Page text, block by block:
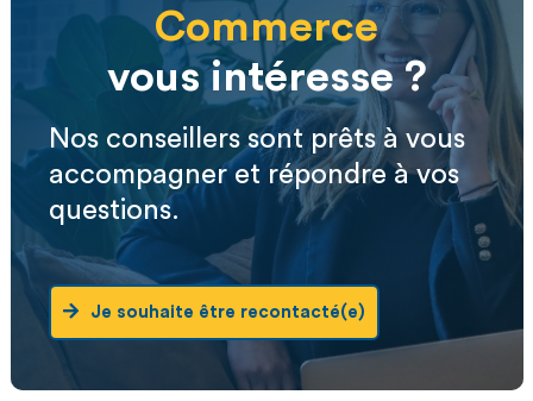
Commerce
vous intéresse ?
Nos conseillers sont prêts à vous
accompagner et répondre à vos
questions.
Je souhaite être recontacté(e)